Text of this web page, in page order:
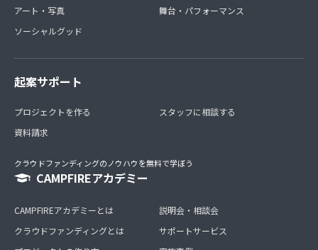
アート・写真
ソーシャルグッド
舞台・パフォーマンス
起案サポート
プロジェクトを作る
資料請求
スタッフに相談する
クラウドファンディングのノウハウを無料で学ぼう
CAMPFIREアカデミー
CAMPFIREアカデミーとは
クラウドファンディングとは
説明会・相談会
サポートサービス